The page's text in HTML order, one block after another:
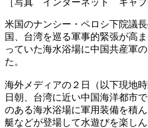
米国のナンシー・ペロシ下院議
国、台湾を巡る軍事的緊張が高
っていた海水浴場に中国共産軍
た。
海外メディアの２日（以下現地
日朝、台湾に近い中国海洋都市
のある海水浴場に軍用装備を積
艇などが登場して水遊びを楽し